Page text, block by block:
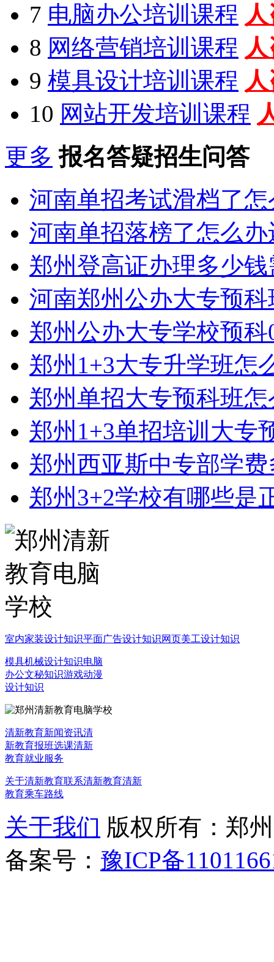
7 电脑办公培训课程
8 网络营销培训课程
9 模具设计培训课程
10 网站开发培训课程
更多 报名答疑招生问答
河南单招考试滑档了
河南单招落榜了怎么
郑州登高证办理多少
河南郑州公办大专预
郑州公办大专学校预
郑州1+3大专升学班怎
郑州单招大专预科班
郑州1+3单招培训大专
郑州西亚斯中专部学
郑州3+2学校有哪些是
室内家装设计知识平面广告设计知识网页美工设计知识
模具机械设计知识电脑
办公文秘知识游戏动漫
设计知识
清新教育新闻资讯清
新教育报班选课清新
教育就业服务
关于清新教育联系清新教育清新
教育乘车路线
关于我们 版权所有：郑
备案号： 豫ICP备